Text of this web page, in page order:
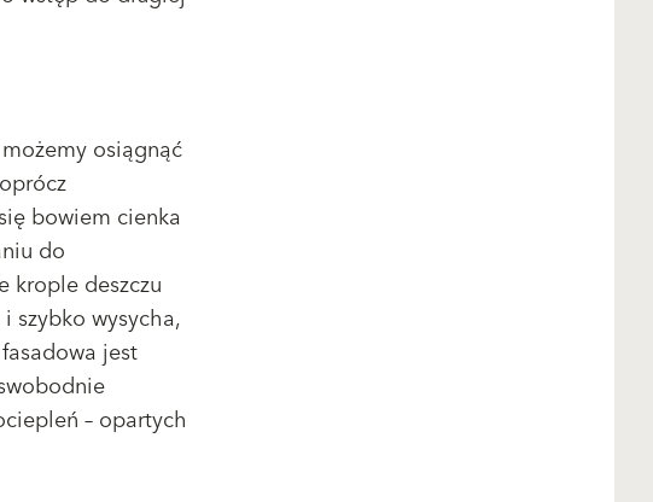
osiągnąć
bowiem cienka
do
krople deszczu
szybko wysycha,
jest
– opartych